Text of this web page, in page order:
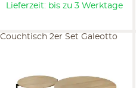
Lieferzeit: bis zu 3 Werktage
Couchtisch 2er Set Galeotto